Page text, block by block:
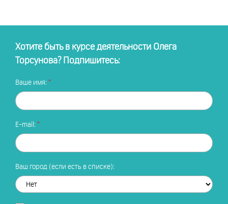
Хотите быть в курсе деятельности Олега
Торсунова? Подпишитесь:
Ваше имя:
E-mail:
Ваш город (если есть в списке):